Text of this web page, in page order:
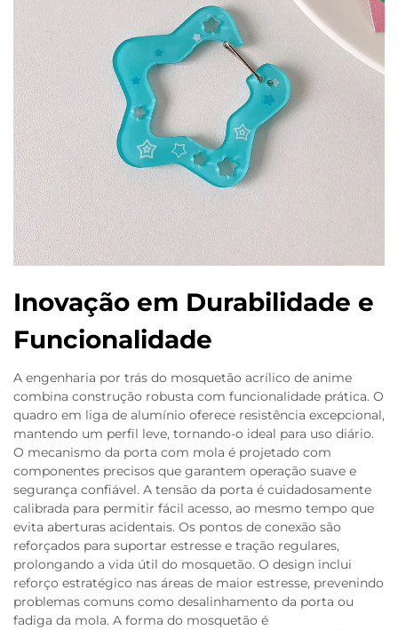
Inovação em Durabilidade e
Funcionalidade
A engenharia por trás do mosquetão acrílico de anime
combina construção robusta com funcionalidade prática. O
quadro em liga de alumínio oferece resistência excepcional,
mantendo um perfil leve, tornando-o ideal para uso diário.
O mecanismo da porta com mola é projetado com
componentes precisos que garantem operação suave e
segurança confiável. A tensão da porta é cuidadosamente
calibrada para permitir fácil acesso, ao mesmo tempo que
evita aberturas acidentais. Os pontos de conexão são
reforçados para suportar estresse e tração regulares,
prolongando a vida útil do mosquetão. O design inclui
reforço estratégico nas áreas de maior estresse, prevenindo
problemas comuns como desalinhamento da porta ou
fadiga da mola. A forma do mosquetão é